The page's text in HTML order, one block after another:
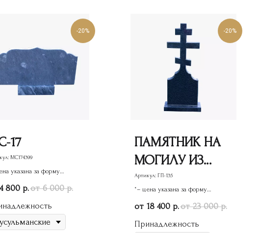
-20%
17
МС174399
указана за форму
4 800 р. 6 000 р.
-20%
ПАМЯТНИК НА
МОГИЛУ ИЗ
ГРАНИТА ГП-135
Артикул: ГП-135
*– цена указана за форму
18 400 р. 23 000 р.
Принадлежность